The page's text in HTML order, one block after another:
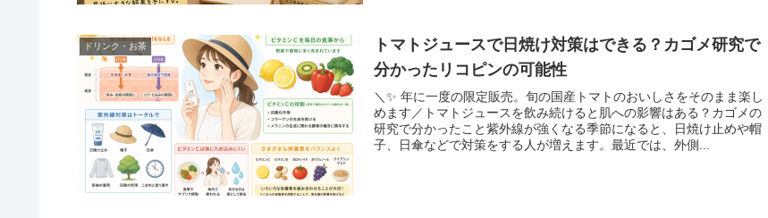
ドリンク・お茶
トマトジュースで日焼け対策はできる？カゴメ研究で
分かったリコピンの可能性
＼✨ 年に一度の限定販売。旬の国産トマトのおいしさをそのまま楽し
めます／トマトジュースを飲み続けると肌への影響はある？カゴメの
研究で分かったこと紫外線が強くなる季節になると、日焼け止めや帽
子、日傘などで対策をする人が増えます。最近では、外側...